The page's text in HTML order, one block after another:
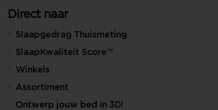
Direct naar
Slaapgedrag Thuismeting
SlaapKwaliteit Score™
Winkels
Assortiment
Ontwerp jouw bed in 3D!